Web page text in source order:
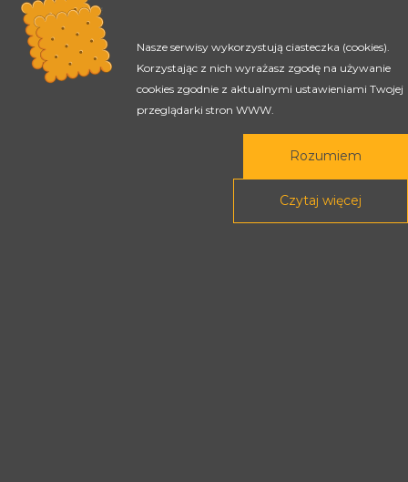
Nasze serwisy wykorzystują ciasteczka (cookies).
Korzystając z nich wyrażasz zgodę na używanie
cookies zgodnie z aktualnymi ustawieniami Twojej
przeglądarki stron WWW.
Rozumiem
Czytaj więcej